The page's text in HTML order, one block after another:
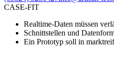
CASE-FIT
Realtime-Daten müssen
Schnittstellen und
Ein Prototyp soll in